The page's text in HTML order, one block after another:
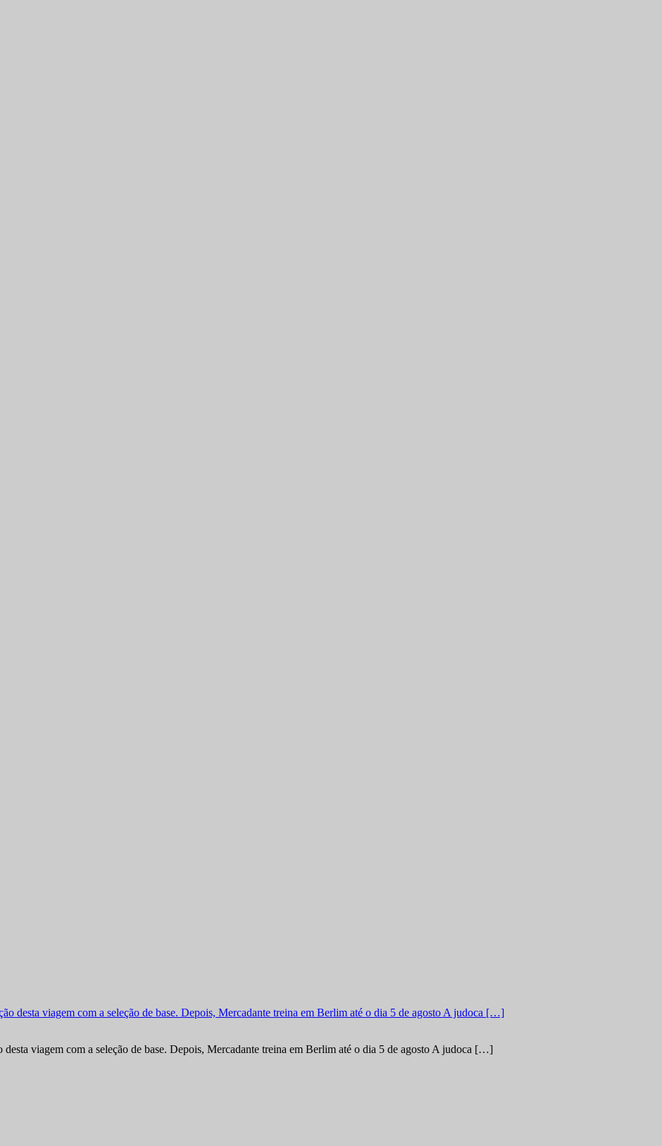
viagem com a seleção de base. Depois, Mercadante treina em Berlim até o dia 5 de agosto A judoca […]